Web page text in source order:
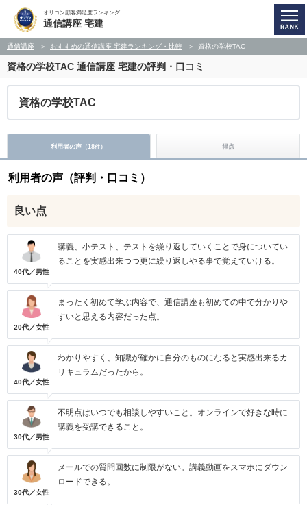
オリコン顧客満足度ランキング
通信講座 宅建
通信講座 おすすめの通信講座 宅建ランキング・比較 資格の学校TAC
資格の学校TAC 通信講座 宅建の評判・口コミ
資格の学校TAC
利用者の声（18件） 得点
利用者の声（評判・口コミ）
良い点
40代／男性
講義、小テスト、テストを繰り返していくことで身についてい
ることを実感出来つつ更に繰り返しやる事で覚えていける。
20代／女性
まったく初めて学ぶ内容で、通信講座も初めての中で分かりや
すいと思える内容だった点。
40代／女性
わかりやすく、知識が確かに自分のものになると実感出来るカ
リキュラムだったから。
30代／男性
不明点はいつでも相談しやすいこと。オンラインで好きな時に
講義を受講できること。
30代／女性
メールでの質問回数に制限がない。講義動画をスマホにダウン
ロードできる。